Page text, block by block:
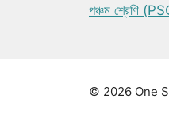
পঞ্চম শ্রেণি
© 2026 One